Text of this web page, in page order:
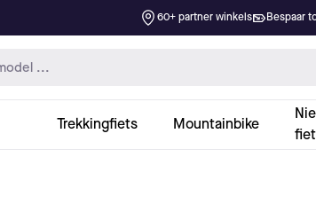
60+ partner winkels Bespaar
Trekkingfiets Mountainbike